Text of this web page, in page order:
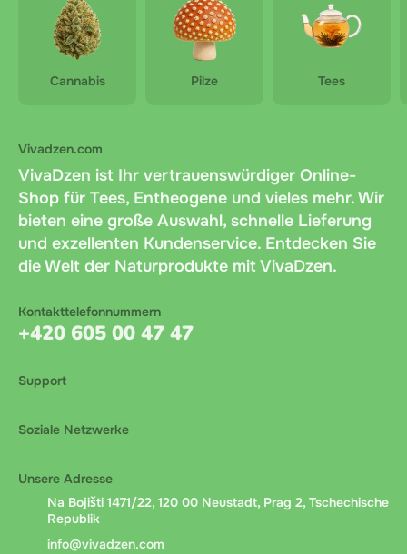
Cannabis Pilze Tees
Vivadzen.com
VivaDzen ist Ihr vertrauenswürdiger Online-
Shop für Tees, Entheogene und vieles mehr. Wir
bieten eine große Auswahl, schnelle Lieferung
und exzellenten Kundenservice. Entdecken Sie
die Welt der Naturprodukte mit VivaDzen.
Kontakttelefonnummern
+420 605 00 47 47
Support
Soziale Netzwerke
Unsere Adresse
Na Bojišti 1471/22, 120 00 Neustadt, Prag 2, Tschechische
Republik
info@vivadzen.com